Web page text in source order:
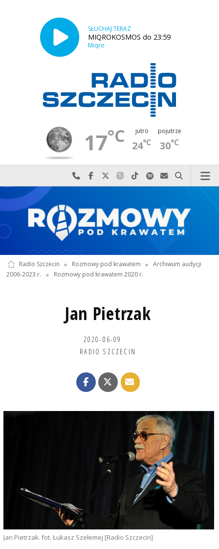
SŁUCHAJ TERAZ
MIQROKOSMOS do 23:59
Miqro
17°C jutro
24°C
pojutrze
30°C
Najlepiej po prostu do nas zadzwoń
Odwiedź nas na Facebook-u
Odwiedź nas na X
Odwiedź nas na Instagram-ie
Odwiedź nas na TikTok-u
Szukaj nas na Spotify
Wyślij do nas
Szukaj
Radio Szczecin » Rozmowy pod krawatem » Archiwum audycji
2006-2023 r.
» Rozmowy pod krawatem 2020 r.
Jan Pietrzak
2020-06-09
RADIO SZCZECIN
Jan Pietrzak. fot. Łukasz Szełemej [Radio Szczecin]